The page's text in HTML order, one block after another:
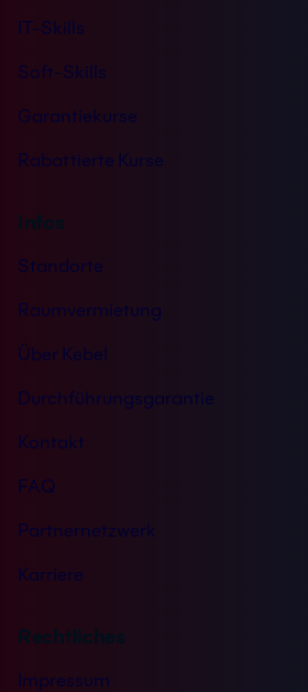
IT-Skills
Soft-Skills
Garantiekurse
Rabattierte Kurse
Infos
Standorte
Raumvermietung
Über Kebel
Durchführungsgarantie
Kontakt
FAQ
Partnernetzwerk
Karriere
Rechtliches
Impressum